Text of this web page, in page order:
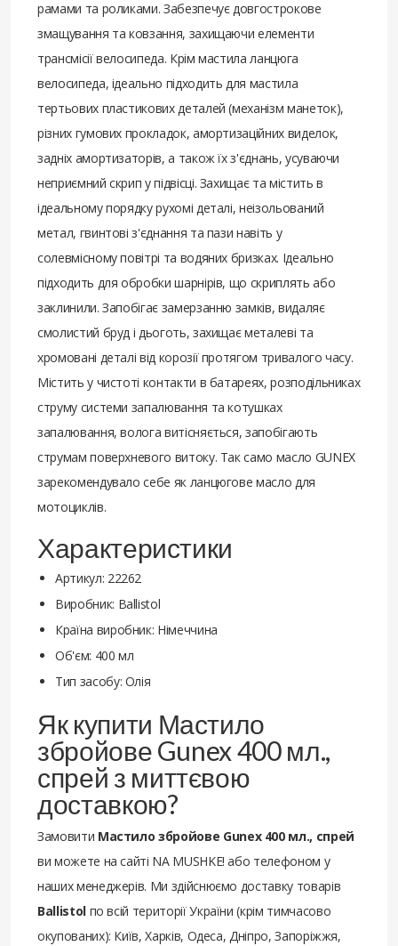
рамами та роликами. Забезпечує довгострокове
змащування та ковзання, захищаючи елементи
трансмісії велосипеда. Крім мастила ланцюга
велосипеда, ідеально підходить для мастила
тертьових пластикових деталей (механізм манеток),
різних гумових прокладок, амортизаційних виделок,
задніх амортизаторів, а також їх з'єднань, усуваючи
неприємний скрип у підвісці. Захищає та містить в
ідеальному порядку рухомі деталі, неізольований
метал, гвинтові з'єднання та пази навіть у
солевмісному повітрі та водяних бризках. Ідеально
підходить для обробки шарнірів, що скриплять або
заклинили. Запобігає замерзанню замків, видаляє
смолистий бруд і дьоготь, захищає металеві та
хромовані деталі від корозії протягом тривалого часу.
Містить у чистоті контакти в батареях, розподільниках
струму системи запалювання та котушках
запалювання, волога витісняється, запобігають
струмам поверхневого витоку. Так само масло GUNEX
зарекомендувало себе як ланцюгове масло для
мотоциклів.
Характеристики
Артикул: 22262
Виробник: Ballistol
Країна виробник: Німеччина
Об'єм: 400 мл
Тип засобу: Олія
Як купити Мастило
збройове Gunex 400 мл.,
спрей з миттєвою
доставкою?
Замовити Мастило збройове Gunex 400 мл., спрей
ви можете на сайті NA MUSHKE! або телефоном у
наших менеджерів. Ми здійснюємо доставку товарів
Ballistolпо всій території України (крім тимчасово
окупованих): Київ, Харків, Одеса, Дніпро, Запоріжжя,